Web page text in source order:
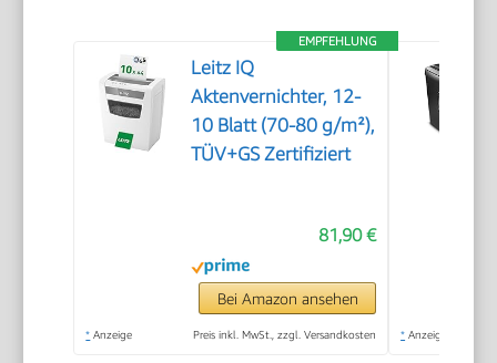
EMPFEHLUNG
Leitz IQ
Aktenvernichter, 12-
10 Blatt (70-80 g/m²),
TÜV+GS Zertifiziert
81,90 €
Bei Amazon ansehen
* Anzeige Preis inkl. MwSt., zzgl. Versandkosten * Anzeige